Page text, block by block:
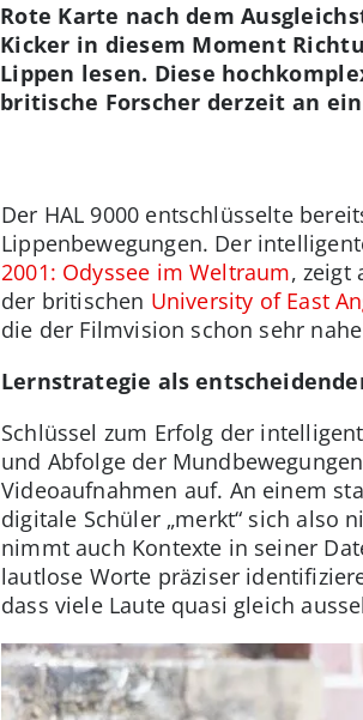
Rote Karte nach dem
Kicker in diesem Moment
Lippen lesen. Diese
britische Forscher derzeit an
Der HAL 9000 entschlüsselte
Lippenbewegungen. Der
2001: Odyssee im Weltraum, zeigt
der britischen University of East
die der Filmvision schon sehr
Lernstrategie als
Schlüssel zum Erfolg der
und Abfolge der
Videoaufnahmen auf. An einem
digitale Schüler „merkt“ sich also
nimmt auch Kontexte in seiner
lautlose Worte präziser
dass viele Laute quasi gleich